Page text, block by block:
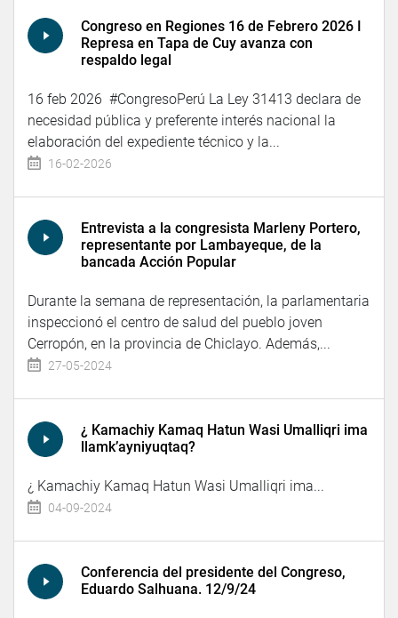
Congreso en Regiones 16 de Febrero 2026 I
Represa en Tapa de Cuy avanza con
respaldo legal
16 feb 2026 #CongresoPerú La Ley 31413 declara de
necesidad pública y preferente interés nacional la
elaboración del expediente técnico y la...
16-02-2026
Entrevista a la congresista Marleny Portero,
representante por Lambayeque, de la
bancada Acción Popular
Durante la semana de representación, la parlamentaria
inspeccionó el centro de salud del pueblo joven
Cerropón, en la provincia de Chiclayo. Además,...
27-05-2024
¿ Kamachiy Kamaq Hatun Wasi Umalliqri ima
llamk’ayniyuqtaq?
¿ Kamachiy Kamaq Hatun Wasi Umalliqri ima...
04-09-2024
Conferencia del presidente del Congreso,
Eduardo Salhuana. 12/9/24